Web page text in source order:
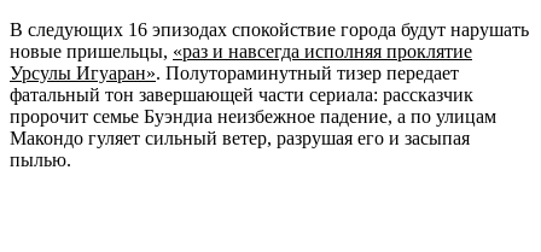
В следующих 16 эпизодах спокойствие города будут нарушать
новые пришельцы, «раз и навсегда исполняя проклятие
Урсулы Игуаран». Полутораминутный тизер передает
фатальный тон завершающей части сериала: рассказчик
пророчит семье Буэндиа неизбежное падение, а по улицам
Макондо гуляет сильный ветер, разрушая его и засыпая
пылью.